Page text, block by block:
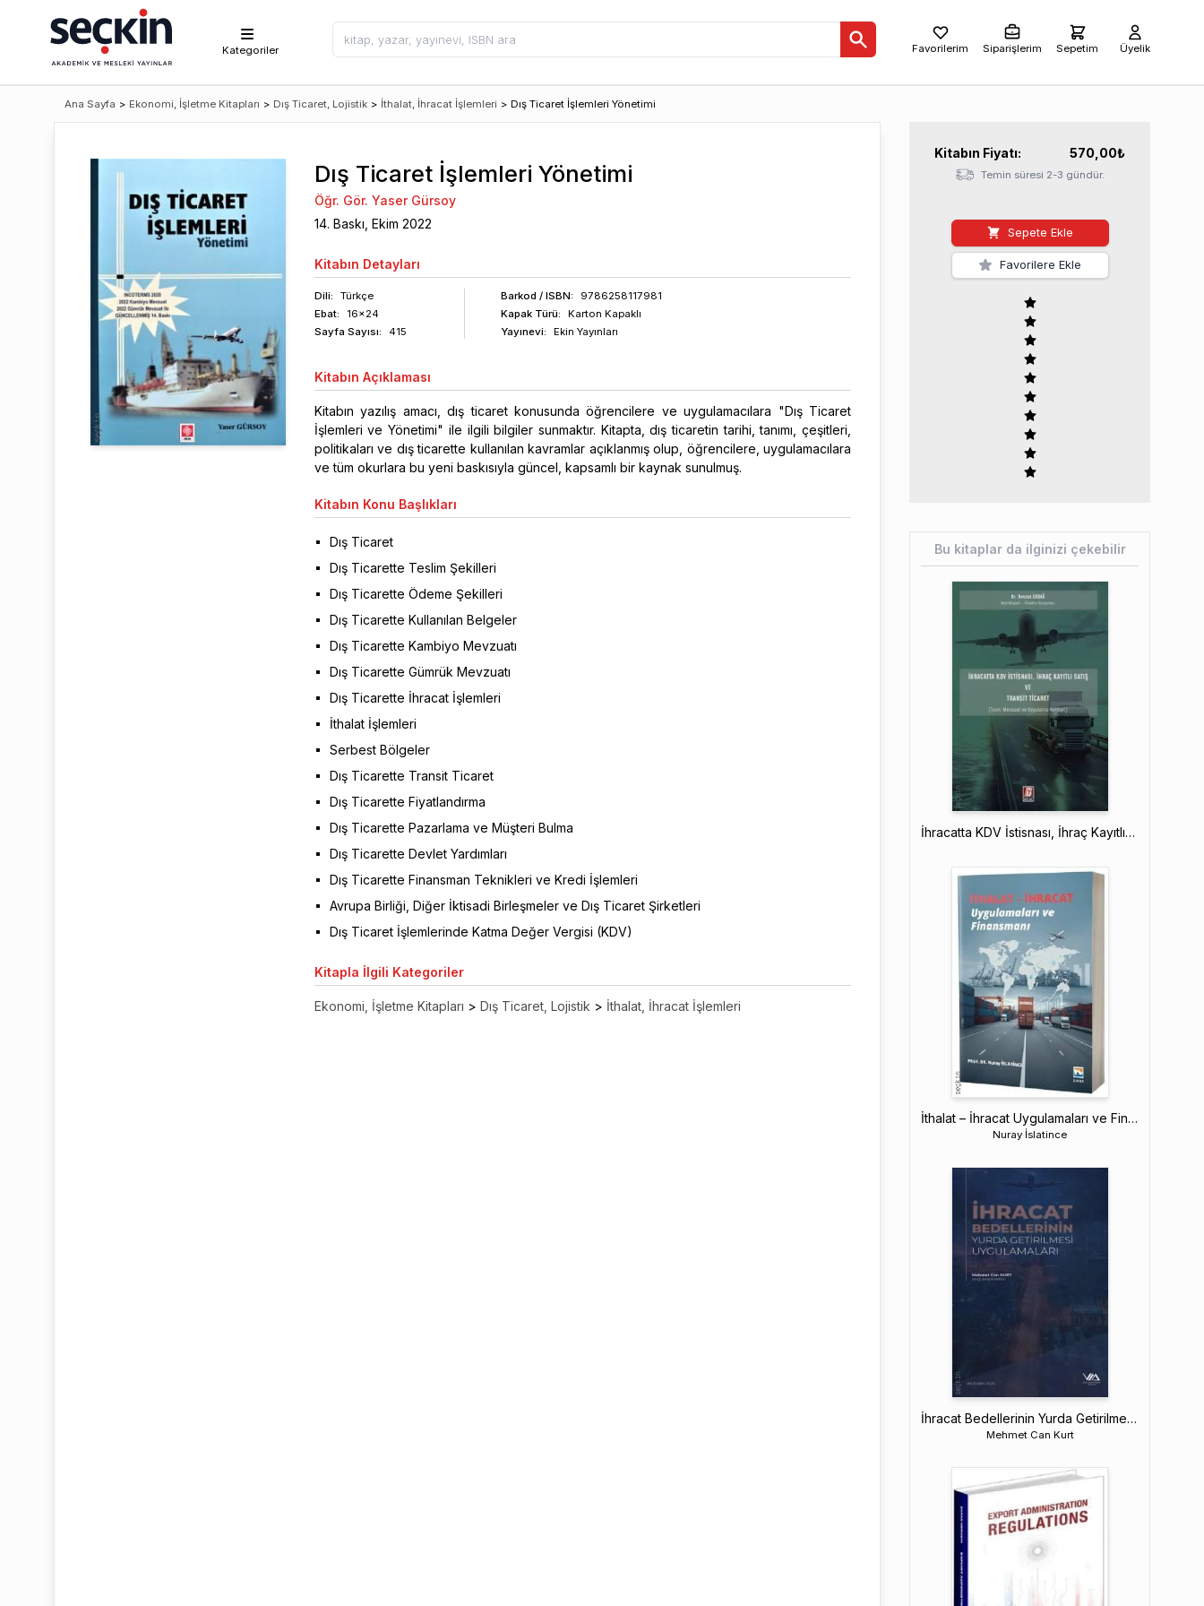
Kategoriler Favorilerim Siparişlerim Sepetim Üyelik
Ana Sayfa > Ekonomi, İşletme Kitapları > Dış Ticaret, Lojistik > İthalat, İhracat İşlemleri > Dış Ticaret İşlemleri Yönetimi
Dış Ticaret İşlemleri Yönetimi
Öğr. Gör. Yaser Gürsoy
14. Baskı, Ekim 2022
Kitabın Detayları
Dili:
Türkçe
Ebat:
16x24
Sayfa Sayısı: 415
Barkod / ISBN:
9786258117981
Kapak Türü:
Karton Kapaklı
Yayınevi:
Ekin Yayınları
Kitabın Açıklaması
Kitabın yazılış amacı, dış ticaret konusunda öğrencilere ve uygulamacılara "Dış Ticaret
İşlemleri ve Yönetimi" ile ilgili bilgiler sunmaktır. Kitapta, dış ticaretin tarihi, tanımı, çeşitleri,
politikaları ve dış ticarette kullanılan kavramlar açıklanmış olup, öğrencilere, uygulamacılara
ve tüm okurlara bu yeni baskısıyla güncel, kapsamlı bir kaynak sunulmuş.
Kitabın Konu Başlıkları
Dış Ticaret
Dış Ticarette Teslim Şekilleri
Dış Ticarette Ödeme Şekilleri
Dış Ticarette Kullanılan Belgeler
Dış Ticarette Kambiyo Mevzuatı
Dış Ticarette Gümrük Mevzuatı
Dış Ticarette İhracat İşlemleri
İthalat İşlemleri
Serbest Bölgeler
Dış Ticarette Transit Ticaret
Dış Ticarette Fiyatlandırma
Dış Ticarette Pazarlama ve Müşteri Bulma
Dış Ticarette Devlet Yardımları
Dış Ticarette Finansman Teknikleri ve Kredi İşlemleri
Avrupa Birliği, Diğer İktisadi Birleşmeler ve Dış Ticaret Şirketleri
Dış Ticaret İşlemlerinde Katma Değer Vergisi (KDV)
Kitapla İlgili Kategoriler
Ekonomi, İşletme Kitapları > Dış Ticaret, Lojistik > İthalat, İhracat İşlemleri
Kitabın Fiyatı: 570,00₺
Temin süresi 2-3 gündür.
Sepete Ekle
Favorilere Ekle
Bu kitaplar da ilginizi çekebilir
İhracatta KDV İstisnası, İhraç Kayıtlı Satış ve Transit Ticaret
İthalat – İhracat Uygulamaları ve Finansmanı
Nuray İslatince
İhracat Bedellerinin Yurda Getirilmesi Uygulamaları
Mehmet Can Kurt